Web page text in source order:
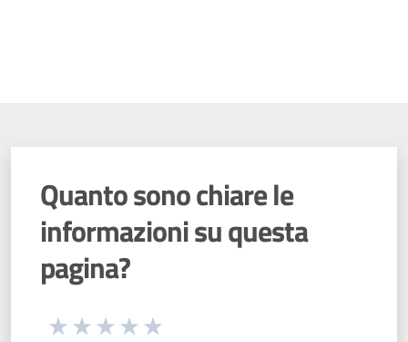
Quanto sono chiare le
informazioni su questa
pagina?
Seleziona una valutazione da 1 a 5 stelle